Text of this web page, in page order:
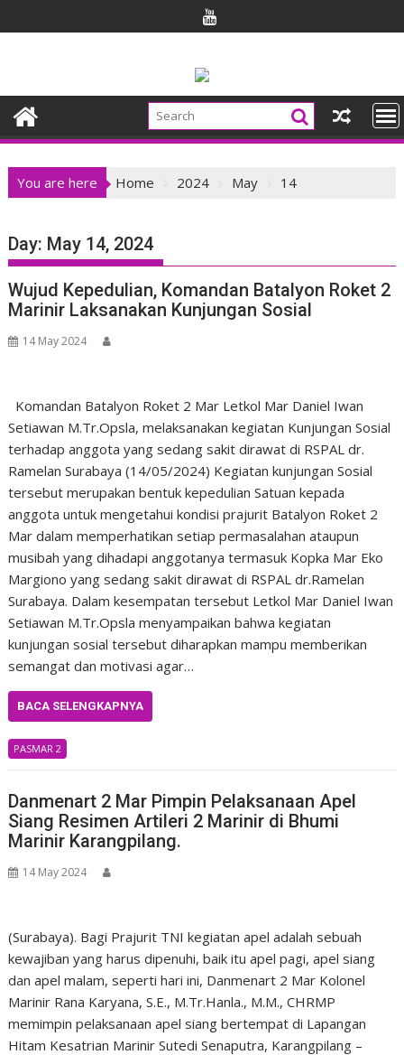
to
You are here Home 2024 May 14
Day: May 14, 2024
Wujud Kepedulian, Komandan Batalyon Roket 2
Marinir Laksanakan Kunjungan Sosial
14 May 2024
Komandan Batalyon Roket 2 Mar Letkol Mar Daniel Iwan
Setiawan M.Tr.Opsla, melaksanakan kegiatan Kunjungan Sosial
terhadap anggota yang sedang sakit dirawat di RSPAL dr.
Ramelan Surabaya (14/05/2024) Kegiatan kunjungan Sosial
tersebut merupakan bentuk kepedulian Satuan kepada
anggota untuk mengetahui kondisi prajurit Batalyon Roket 2
Mar dalam memperhatikan setiap permasalahan ataupun
musibah yang dihadapi anggotanya termasuk Kopka Mar Eko
Margiono yang sedang sakit dirawat di RSPAL dr.Ramelan
Surabaya. Dalam kesempatan tersebut Letkol Mar Daniel Iwan
Setiawan M.Tr.Opsla menyampaikan bahwa kegiatan
kunjungan sosial tersebut diharapkan mampu memberikan
semangat dan motivasi agar…
BACA SELENGKAPNYA
PASMAR 2
Danmenart 2 Mar Pimpin Pelaksanaan Apel
Siang Resimen Artileri 2 Marinir di Bhumi
Marinir Karangpilang.
14 May 2024
(Surabaya). Bagi Prajurit TNI kegiatan apel adalah sebuah
kewajiban yang harus dipenuhi, baik itu apel pagi, apel siang
dan apel malam, seperti hari ini, Danmenart 2 Mar Kolonel
Marinir Rana Karyana, S.E., M.Tr.Hanla., M.M., CHRMP
memimpin pelaksanaan apel siang bertempat di Lapangan
Hitam Kesatrian Marinir Sutedi Senaputra, Karangpilang –